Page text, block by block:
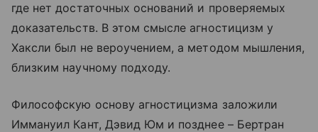
где нет достаточных оснований и проверяемых
доказательств. В этом смысле агностицизм у
Хаксли был не вероучением, а методом мышления,
близким научному подходу.
Философскую основу агностицизма заложили
Иммануил Кант, Дэвид Юм и позднее – Бертран